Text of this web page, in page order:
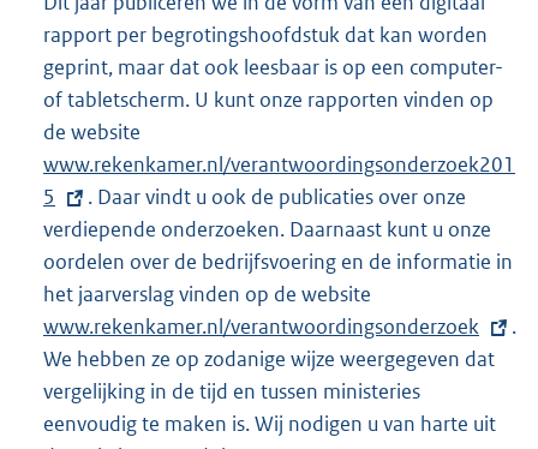
rapport per begrotingshoofdstuk dat kan worden
geprint, maar dat ook leesbaar is op een computer-
of tabletscherm. U kunt onze rapporten vinden op
de website
x
t
e
r
n
e
l
i
n
www.rekenkamer.nl/verantwoordingsonderzoek201
5
. Daar vindt u ook de publicaties over onze
verdiepende onderzoeken. Daarnaast kunt u onze
oordelen over de bedrijfsvoering en de informatie in
het jaarverslag vinden op de website
x
t
e
r
www.rekenkamer.nl/verantwoordingsonderzoek
.
We hebben ze op zodanige wijze weergegeven dat
vergelijking in de tijd en tussen ministeries
eenvoudig te maken is. Wij nodigen u van harte uit